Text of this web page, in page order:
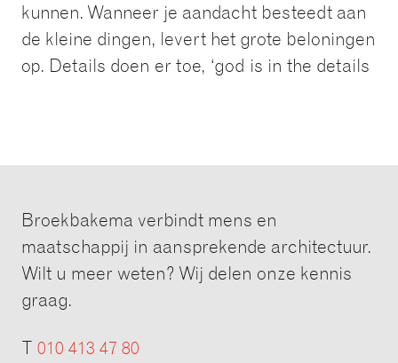
kunnen. Wanneer je aandacht besteedt aan
de kleine dingen, levert het grote beloningen
op. Details doen er toe, ‘god is in the details
Broekbakema verbindt mens en
maatschappij in aansprekende architectuur.
Wilt u meer weten? Wij delen onze kennis
graag.
010 413 47 80